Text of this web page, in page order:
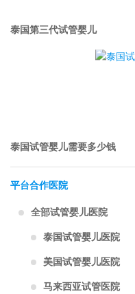
泰国第三代试管婴儿
泰国试管婴儿需要多少钱
平台合作医院
全部试管婴儿医院
泰国试管婴儿医院
美国试管婴儿医院
马来西亚试管医院